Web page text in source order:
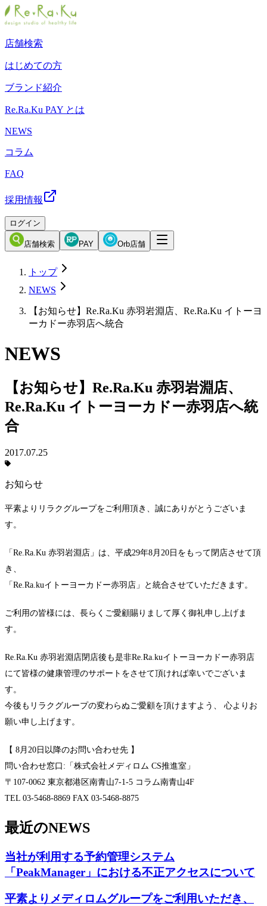
店舗検索
はじめての方
ブランド紹介
Re.Ra.Ku PAY とは
NEWS
コラム
FAQ
採用情報
ログイン
店舗検索 PAY Orb店舗
トップ
NEWS
【お知らせ】Re.Ra.Ku 赤羽岩淵店、Re.Ra.Ku イトーヨ
ーカドー赤羽店へ統合
NEWS
【お知らせ】Re.Ra.Ku 赤羽岩淵店、
Re.Ra.Ku イトーヨーカドー赤羽店へ統
合
2017.07.25
お知らせ
平素よりリラクグループをご利用頂き、誠にありがとうございま
す。
「Re.Ra.Ku 赤羽岩淵店」は、平成29年8月20日をもって閉店させて頂
き、
「Re.Ra.kuイトーヨーカドー赤羽店」と統合させていただきます。
ご利用の皆様には、長らくご愛顧賜りまして厚く御礼申し上げま
す。
Re.Ra.Ku 赤羽岩淵店閉店後も是非Re.Ra.kuイトーヨーカドー赤羽店
にて皆様の健康管理のサポートをさせて頂ければ幸いでございま
す。
今後もリラクグループの変わらぬご愛顧を頂けますよう、 心よりお
願い申し上げます。
【 8月20日以降のお問い合わせ先 】
問い合わせ窓口:「株式会社メディロム CS推進室」
〒107-0062 東京都港区南青山7-1-5 コラム南青山4F
TEL 03-5468-8869 FAX 03-5468-8875
最近のNEWS
当社が利用する予約管理システム
「PeakManager」における不正アクセスについて
平素よりメディロムグループをご利用いただき、